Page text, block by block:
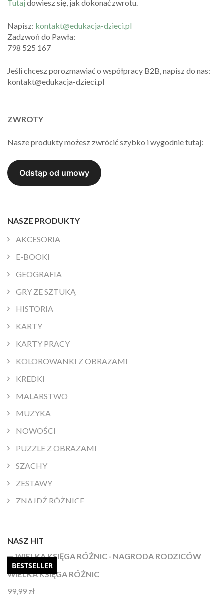
Tutaj dowiesz się, jak dokonać zwrotu.
Napisz: kontakt@edukacja-dzieci.pl
Zadzwoń do Pawła:
798 525 167
Jeśli chcesz porozmawiać o współpracy B2B, napisz do nas:
kontakt@edukacja-dzieci.pl
ZWROTY
Nasze produkty możesz zwrócić szybko i wygodnie tutaj:
NASZE PRODUKTY
AKCESORIA
E-BOOKI
GEOGRAFIA
GRY ZE SZTUKĄ
HISTORIA
KARTY
KARTY PRACY
KOLOROWANKI Z OBRAZAMI
KREDKI
MALARSTWO
MUZYKA
NOWOŚCI
PUZZLE Z OBRAZAMI
SZACHY
ZESTAWY
ZNAJDŹ RÓŻNICE
NASZ HIT
BESTSELLER
WIELKA KSIĘGA RÓŻNIC
Oceniono
99,99 zł